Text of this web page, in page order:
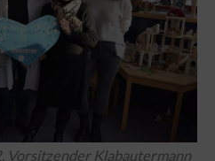
Vorsitzender Klabautermann